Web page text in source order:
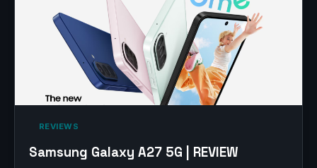
‎ REVIEWS‎
Samsung Galaxy A27 5G | REVIEW